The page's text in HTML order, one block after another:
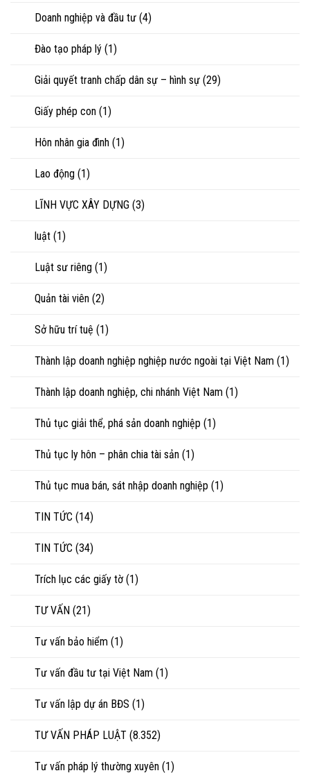
Doanh nghiệp và đầu tư (4)
Đào tạo pháp lý (1)
Giải quyết tranh chấp dân sự – hình sự (29)
Giấy phép con (1)
Hôn nhân gia đình (1)
Lao động (1)
LĨNH VỰC XÂY DỰNG (3)
luật (1)
Luật sư riêng (1)
Quản tài viên (2)
Sở hữu trí tuệ (1)
Thành lập doanh nghiệp nghiệp nước ngoài tại Việt Nam (1)
Thành lập doanh nghiệp, chi nhánh Việt Nam (1)
Thủ tục giải thể, phá sản doanh nghiệp (1)
Thủ tục ly hôn – phân chia tài sản (1)
Thủ tục mua bán, sát nhập doanh nghiệp (1)
TIN TỨC (14)
TIN TỨC (34)
Trích lục các giấy tờ (1)
TƯ VẤN (21)
Tư vấn bảo hiểm (1)
Tư vấn đầu tư tại Việt Nam (1)
Tư vấn lập dự án BĐS (1)
TƯ VẤN PHÁP LUẬT (8.352)
Tư vấn pháp lý thường xuyên (1)